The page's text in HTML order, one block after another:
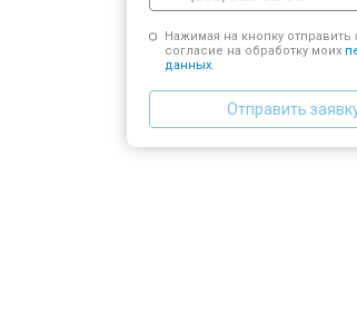
Нажимая на кнопку
согласие на обработку моих
данных.
Отправить